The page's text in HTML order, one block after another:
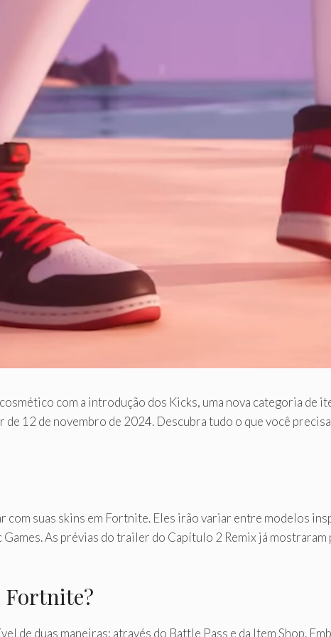
com a introdução dos Kicks, uma nova categoria de
12 de novembro de 2024. Descubra tudo o que você
com suas skins em Fortnite. Eles irão variar entre modelos
As prévias do trailer do Capítulo 2 Remix já
Fortnite?
de duas maneiras: através do Battle Pass e da Item Shop.